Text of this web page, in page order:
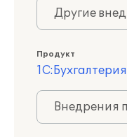
Другие
Продукт
Внедрения